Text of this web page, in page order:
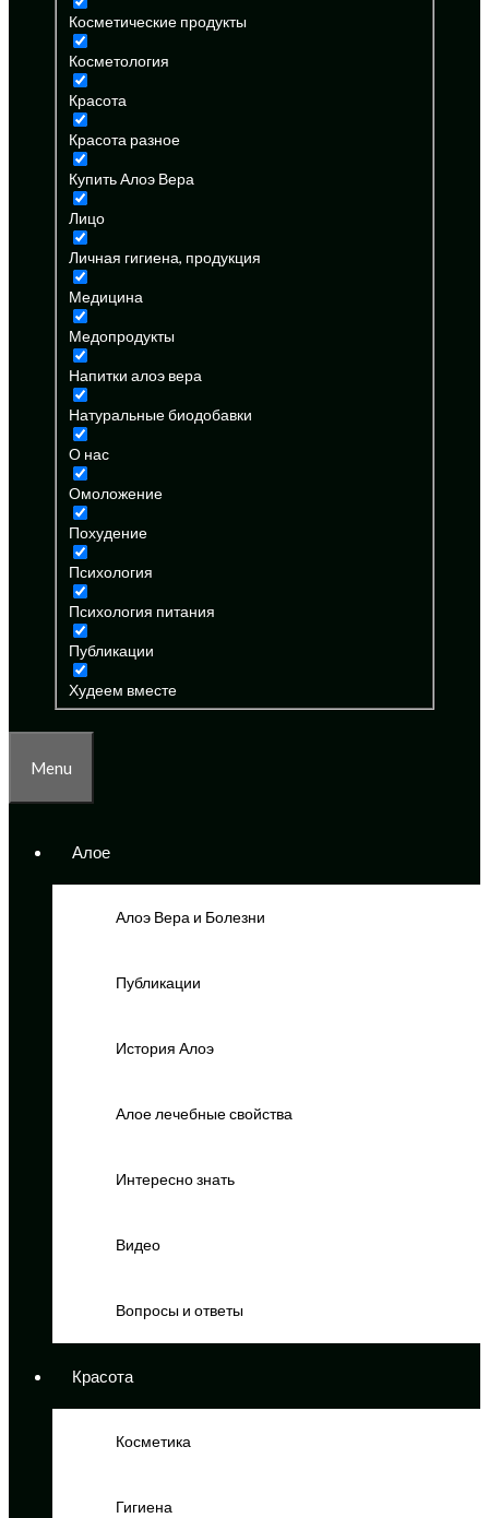
Косметические продукты
Косметология
Красота
Красота разное
Купить Алоэ Вера
Лицо
Личная гигиена, продукция
Медицина
Медопродукты
Напитки алоэ вера
Натуральные биодобавки
О нас
Омоложение
Похудение
Психология
Психология питания
Публикации
Худеем вместе
Menu
Алое
Алоэ Вера и Болезни
Публикации
История Алоэ
Алое лечебные свойства
Интересно знать
Видео
Вопросы и ответы
Красота
Косметика
Гигиена